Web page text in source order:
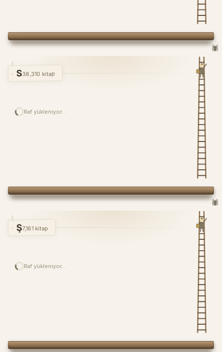
🕷️
🕷️
S38,310 kitap
Raf yükleniyor…
Ş7,161 kitap
Raf yükleniyor…